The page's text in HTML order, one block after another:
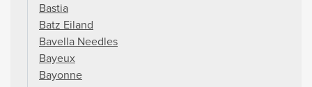
Bastia
Batz Eiland
Bavella Needles
Bayeux
Bayonne